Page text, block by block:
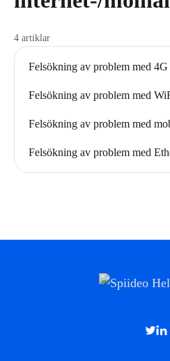
4 artiklar
Felsökning av problem med
Felsökning av problem med
Felsökning av problem med
Felsökning av problem med